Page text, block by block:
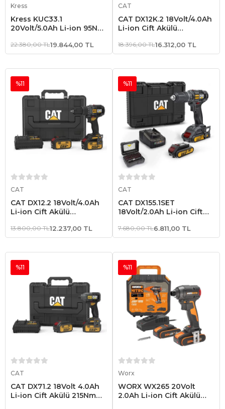
Kress
Kress KUC33.1
20Volt/5.0Ah Li-ion 95Nm
Profesyonel Şarjlı Darbeli
Matkap
22.380,00 TL19.844,00 TL
CAT
CAT DX12K.2 18Volt/4.0Ah
Li-ion Çift Akülü
Şarjlı Darbeli Matkap +
DX71.2 Kömürsüz Darbeli
18.396,00 TL16.312,00 TL
CAT
CAT DX12.2 18Volt/4.0Ah
Li-ion Çift Akülü
Şarjlı Darbeli Matkap
%11
13.800,00 TL12.237,00 TL
CAT
CAT DX155.1SET
18Volt/2.0Ah Li-ion Çift
Darbeli Matkap + DA01901
32 Parça Vidalama Uç
%11
7.680,00 TL6.811,00 TL
CAT
CAT DX71.2 18Volt 4.0Ah
Li-ion Çift Akülü 215Nm
%11
Worx
WORX WX265 20Volt
2.0Ah Li-ion Çift Akülü
%11